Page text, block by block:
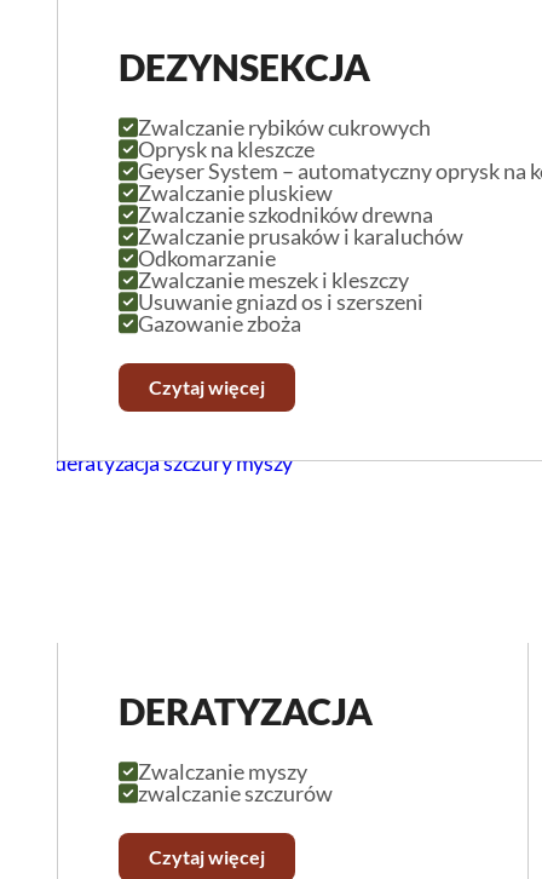
DEZYNSEKCJA
Zwalczanie rybików cukrowych
Oprysk na kleszcze
Geyser System – automatyczny oprysk na
Zwalczanie pluskiew
Zwalczanie szkodników drewna
Zwalczanie prusaków i karaluchów
Odkomarzanie
Zwalczanie meszek i kleszczy
Usuwanie gniazd os i szerszeni
Gazowanie zboża
Czytaj więcej
DERATYZACJA
Zwalczanie myszy
zwalczanie szczurów
Czytaj więcej